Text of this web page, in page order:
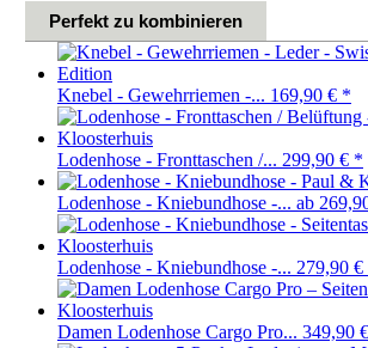
Perfekt zu kombinieren
Knebel - Gewehrriemen -... 169,90 € *
Lodenhose - Fronttaschen /... 299,90 € *
Lodenhose - Kniebundhose -... ab
Lodenhose - Kniebundhose -... 279,90 €
Damen Lodenhose Cargo Pro... 349,90 €